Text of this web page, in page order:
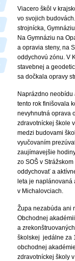
Viacero škôl v
vo svojich
strojnícka,
Na Gymnáziu na
a opravia steny, na
oddychovú zónu. V
stavebnej a
sa dočkala opravy
Naprázdno neobídu
tento rok finišovala
nevyhnutná oprava
zdravotníckej škole
medzi budovami
vyučovaním
zaujímavejšie
zo SOŠ v
oddychovať a
leta je naplánovaná
v Michalovciach.
Župa nezabúda ani
Obchodnej
a
školskej jedálne za
obchodnej
zdravotníckej školy